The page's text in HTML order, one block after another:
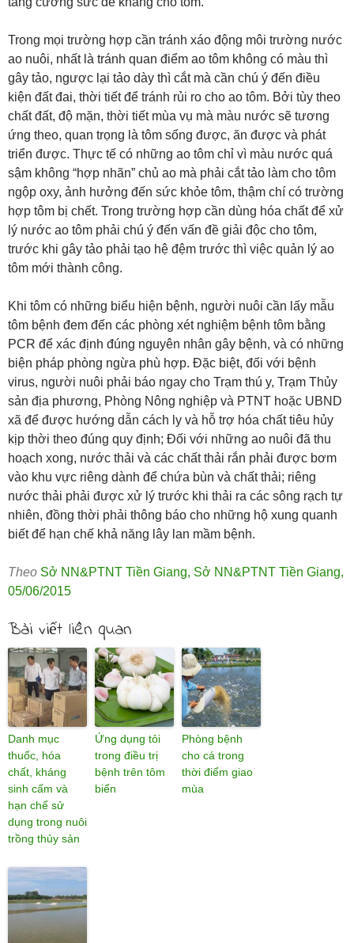
Trong mọi trường hợp cần tránh xáo động môi trường nước
ao nuôi, nhất là tránh quan điểm ao tôm không có màu thì
gây tảo, ngược lại tảo dày thì cắt mà cần chú ý đến điều
kiện đất đai, thời tiết để tránh rủi ro cho ao tôm. Bởi tùy theo
chất đất, độ mặn, thời tiết mùa vụ mà màu nước sẽ tương
ứng theo, quan trọng là tôm sống được, ăn được và phát
triển được. Thực tế có những ao tôm chỉ vì màu nước quá
sậm không “hợp nhãn” chủ ao mà phải cắt tảo làm cho tôm
ngộp oxy, ảnh hưởng đến sức khỏe tôm, thậm chí có trường
hợp tôm bị chết. Trong trường hợp cần dùng hóa chất để xử
lý nước ao tôm phải chú ý đến vấn đề giải độc cho tôm,
trước khi gây tảo phải tạo hệ đệm trước thì việc quản lý ao
tôm mới thành công.
Khi tôm có những biểu hiện bệnh, người nuôi cần lấy mẫu
tôm bệnh đem đến các phòng xét nghiệm bệnh tôm bằng
PCR để xác định đúng nguyên nhân gây bệnh, và có những
biện pháp phòng ngừa phù hợp. Đặc biệt, đối với bệnh
virus, người nuôi phải báo ngay cho Trạm thú y, Trạm Thủy
sản địa phương, Phòng Nông nghiệp và PTNT hoặc UBND
xã để được hướng dẫn cách ly và hỗ trợ hóa chất tiêu hủy
kịp thời theo đúng quy định; Đối với những ao nuôi đã thu
hoạch xong, nước thải và các chất thải rắn phải được bơm
vào khu vực riêng dành để chứa bùn và chất thải; riêng
nước thải phải được xử lý trước khi thải ra các sông rạch tự
nhiên, đồng thời phải thông báo cho những hộ xung quanh
biết để hạn chế khả năng lây lan mầm bệnh.
Theo Sở NN&PTNT Tiền Giang, Sở NN&PTNT Tiền Giang,
05/06/2015
Bài viết liên quan
Danh mục
thuốc, hóa
chất, kháng
sinh cấm và
hạn chế sử
dụng trong nuôi
trồng thủy sản
Ứng dụng tỏi
trong điều trị
bệnh trên tôm
biển
Phòng bệnh
cho cá trong
thời điểm giao
mùa